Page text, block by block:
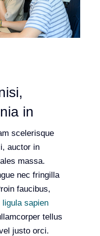
in
scelerisque
auctor in
massa.
nec fringilla
faucibus,
ligula sapien
tellus
justo orci.